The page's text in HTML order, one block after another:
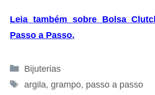
Leia também sobre Bolsa
Passo a Passo.
Categorias
Bijuterias
Tags
argila, grampo, passo a passo